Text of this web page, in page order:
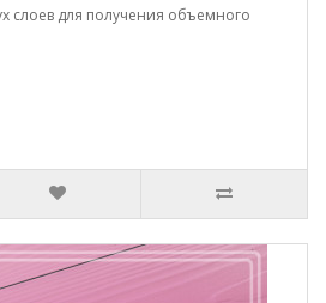
слоев для получения объемного